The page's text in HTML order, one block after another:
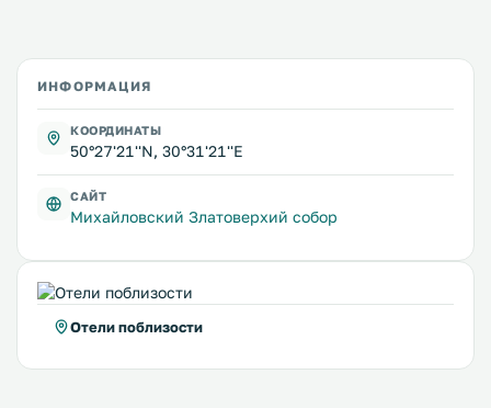
ИНФОРМАЦИЯ
КООРДИНАТЫ
50°27'21''N, 30°31'21''E
САЙТ
Михайловский Златоверхий собор
Отели поблизости